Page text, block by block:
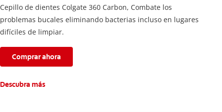
Cepillo de dientes Colgate 360 ​​Carbon, Combate los
problemas bucales eliminando bacterias incluso en lugares
difíciles de limpiar.
Comprar ahora
Descubra más